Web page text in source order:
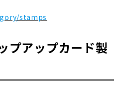
stamps
プアップカード製